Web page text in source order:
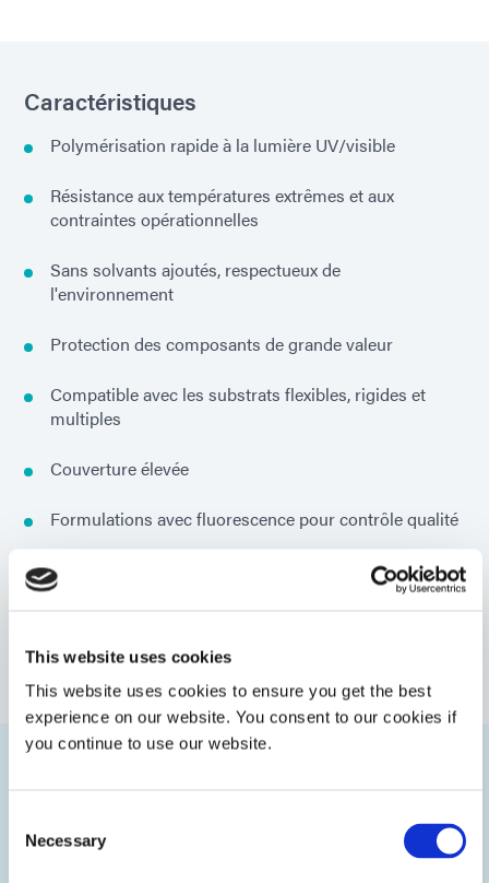
This website uses cookies
This website uses cookies to ensure you get the best
experience on our website. You consent to our cookies if
you continue to use our website.
Selection
Necessary
Caractéristiques
Polymérisation rapide à la lumière UV/visible
Résistance aux températures extrêmes et aux
contraintes opérationnelles
Sans solvants ajoutés, respectueux de
l'environnement
Protection des composants de grande valeur
Compatible avec les substrats flexibles, rigides et
multiples
Couverture élevée
Formulations avec fluorescence pour contrôle qualité
Produits résistants à la corrosion, à l'humidité et aux
produits chimiques
PCB